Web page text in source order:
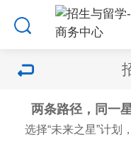
两条路径，同一
选择“未来之星”计划